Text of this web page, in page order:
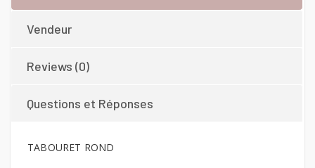
Vendeur
Reviews (0)
Questions et Réponses
TABOURET ROND